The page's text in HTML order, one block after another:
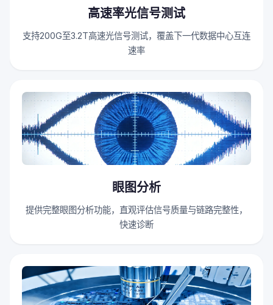
高速率光信号测试
支持200G至3.2T高速光信号测试，覆盖下一代数据中心互连
速率
眼图分析
提供完整眼图分析功能，直观评估信号质量与链路完整性，
快速诊断